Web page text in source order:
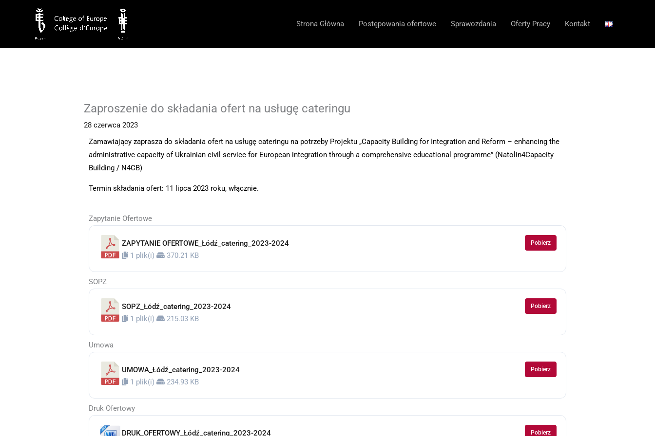
Strona Główna Postępowania ofertowe Sprawozdania Oferty Pracy Kontakt
Zaproszenie do składania ofert na usługę cateringu
28 czerwca 2023
Zamawiający zaprasza do składania ofert na usługę cateringu na potrzeby Projektu „Capacity Building for Integration and Reform – enhancing the
administrative capacity of Ukrainian civil service for European integration through a comprehensive educational programme” (Natolin4Capacity
Building / N4CB)
Termin składania ofert: 11 lipca 2023 roku, włącznie.
Zapytanie Ofertowe
ZAPYTANIE OFERTOWE_Łódź_catering_2023-2024
1 plik(i)
370.21 KB
Pobierz
SOPZ
SOPZ_Łódź_catering_2023-2024
1 plik(i)
215.03 KB
Pobierz
Umowa
UMOWA_Łódź_catering_2023-2024
1 plik(i)
234.93 KB
Pobierz
Druk Ofertowy
DRUK_OFERTOWY_Łódź_catering_2023-2024
Pobierz